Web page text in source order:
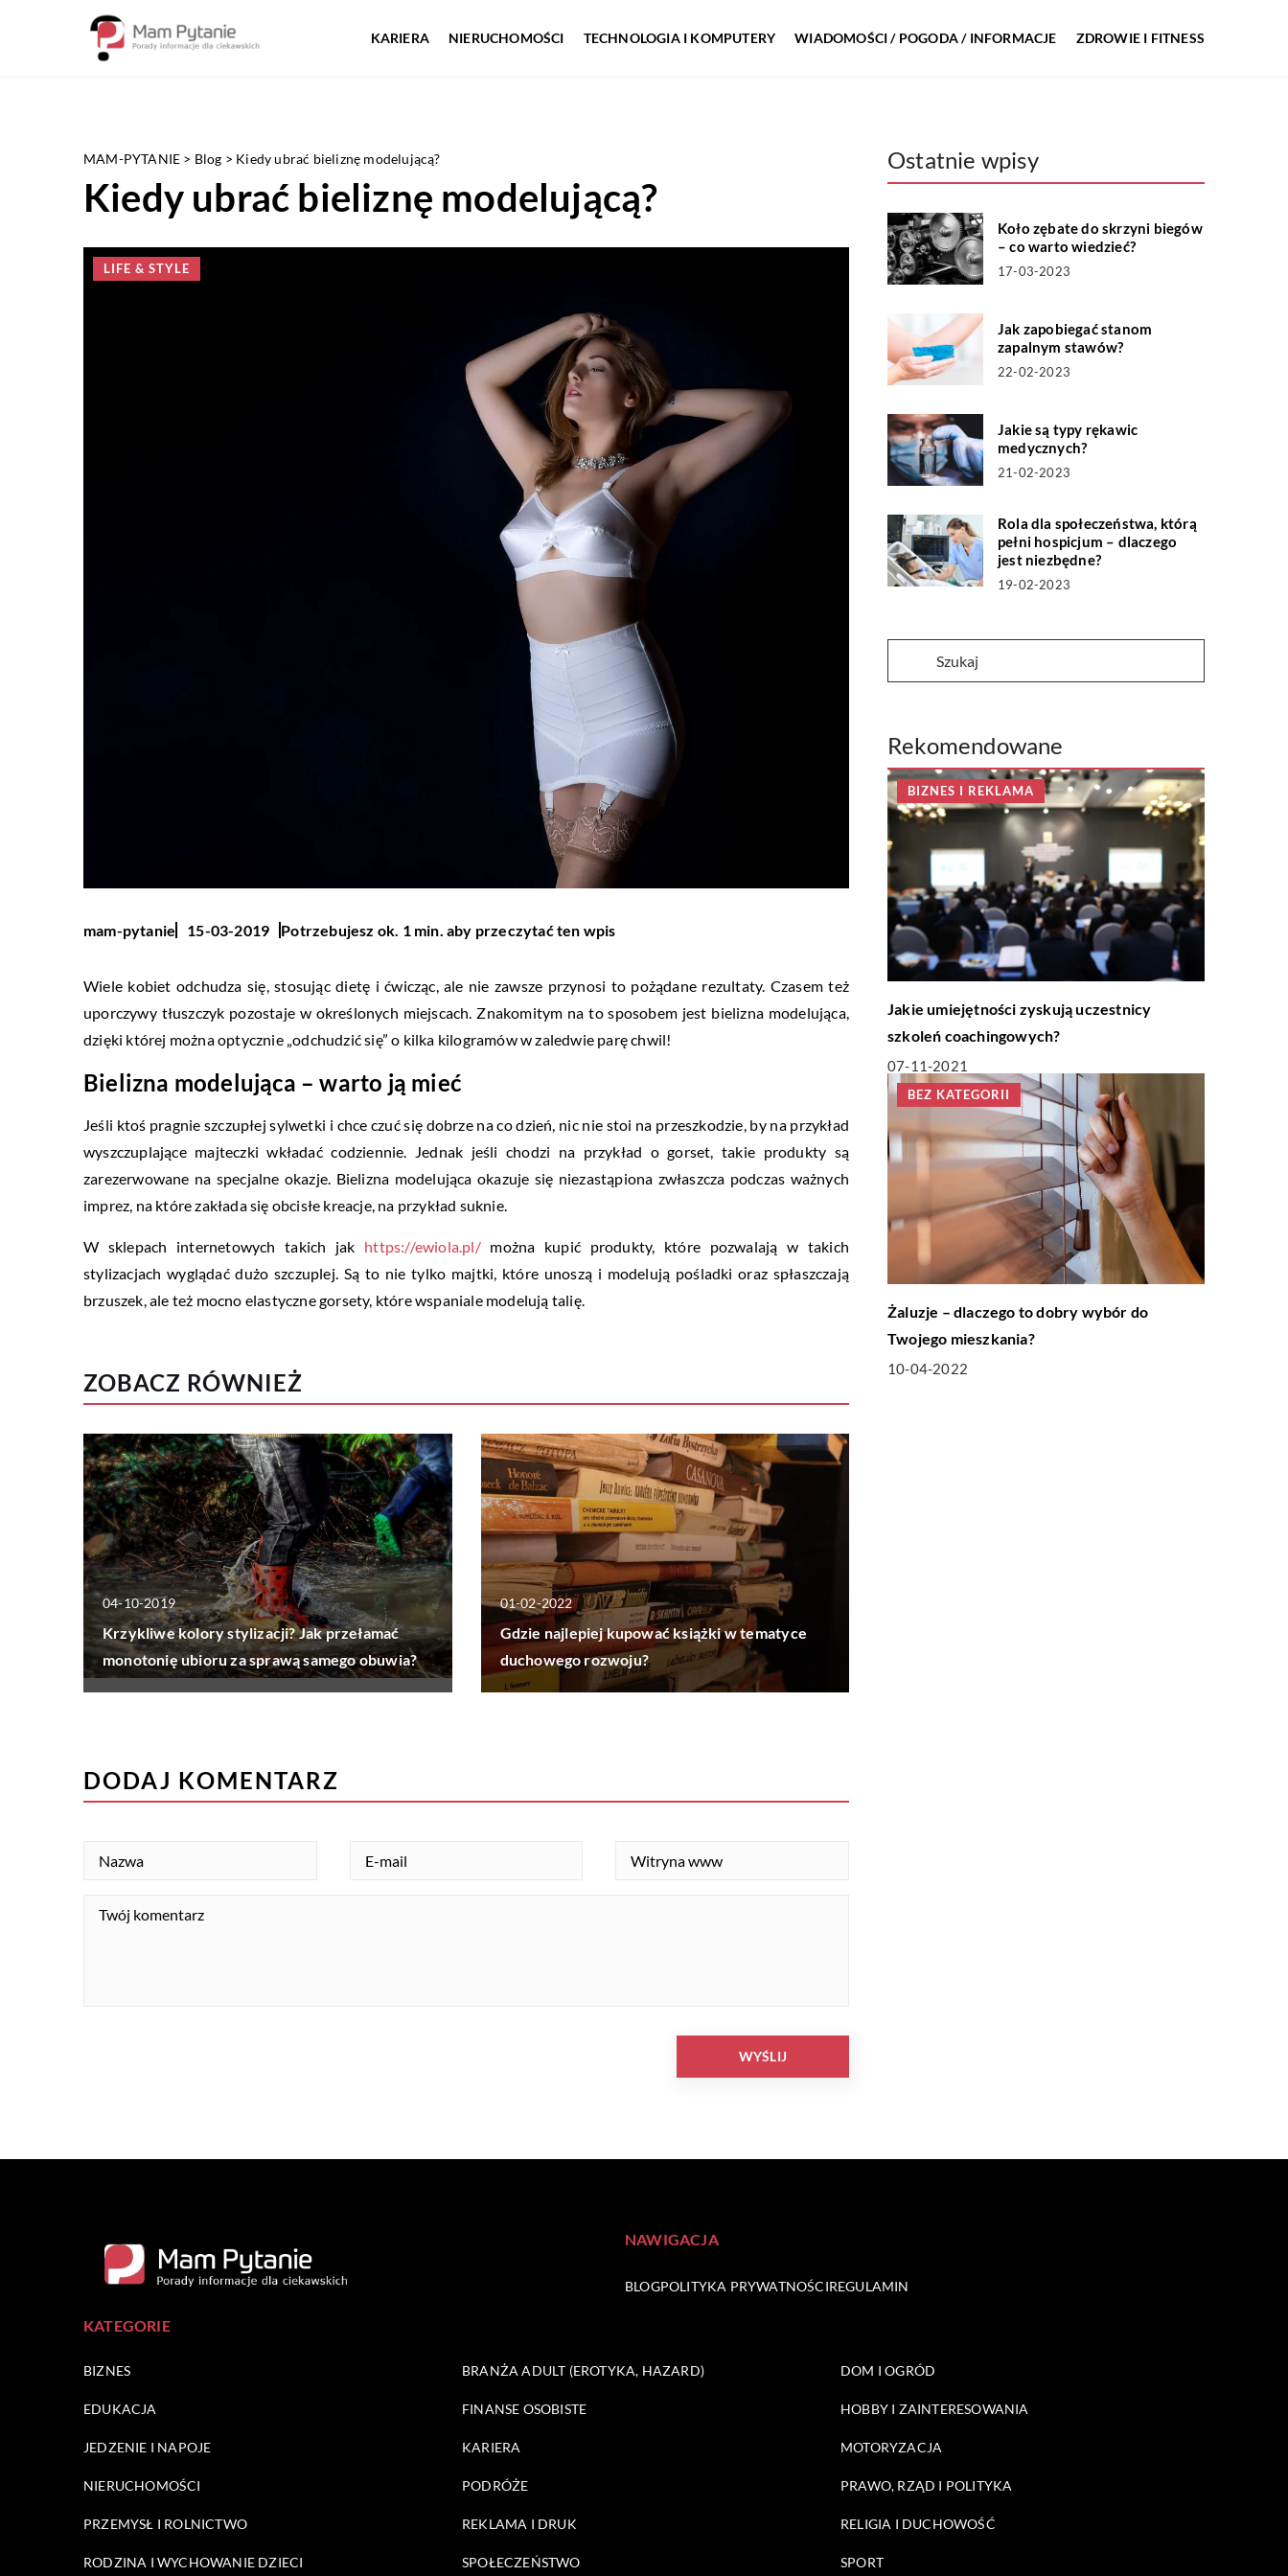
KARIERA NIERUCHOMOŚCI TECHNOLOGIA I KOMPUTERY WIADOMOŚCI / POGODA / INFORMACJE ZDROWIE I FITNESS
MAM-PYTANIE > Blog > Kiedy ubrać bieliznę modelującą?
Kiedy ubrać bieliznę modelującą?
LIFE & STYLE
mam-pytanie 15-03-2019 Potrzebujesz ok. 1 min. aby przeczytać ten wpis
Wiele kobiet odchudza się, stosując dietę i ćwicząc, ale nie zawsze przynosi to pożądane rezultaty. Czasem też
uporczywy tłuszczyk pozostaje w określonych miejscach. Znakomitym na to sposobem jest bielizna modelująca,
dzięki której można optycznie „odchudzić się” o kilka kilogramów w zaledwie parę chwil!
Bielizna modelująca – warto ją mieć
Jeśli ktoś pragnie szczupłej sylwetki i chce czuć się dobrze na co dzień, nic nie stoi na przeszkodzie, by na przykład
wyszczuplające majteczki wkładać codziennie. Jednak jeśli chodzi na przykład o gorset, takie produkty są
zarezerwowane na specjalne okazje. Bielizna modelująca okazuje się niezastąpiona zwłaszcza podczas ważnych
imprez, na które zakłada się obcisłe kreacje, na przykład suknie.
W sklepach internetowych takich jak https://ewiola.pl/można kupić produkty, które pozwalają w takich
stylizacjach wyglądać dużo szczuplej. Są to nie tylko majtki, które unoszą i modelują pośladki oraz spłaszczają
brzuszek, ale też mocno elastyczne gorsety, które wspaniale modelują talię.
ZOBACZ RÓWNIEŻ
04-10-2019
Krzykliwe kolory stylizacji? Jak przełamać
monotonię ubioru za sprawą samego obuwia?
01-02-2022
Gdzie najlepiej kupować książki w tematyce
duchowego rozwoju?
Ostatnie wpisy
Koło zębate do skrzyni biegów
– co warto wiedzieć?
17-03-2023
Jak zapobiegać stanom
zapalnym stawów?
22-02-2023
Jakie są typy rękawic
medycznych?
21-02-2023
Rola dla społeczeństwa, którą
pełni hospicjum – dlaczego
jest niezbędne?
19-02-2023
Rekomendowane
BIZNES I REKLAMA
Jakie umiejętności zyskują uczestnicy
szkoleń coachingowych?
07-11-2021
BEZ KATEGORII
Żaluzje – dlaczego to dobry wybór do
Twojego mieszkania?
10-04-2022
DODAJ KOMENTARZ
NAWIGACJA
BLOGPOLITYKA PRYWATNOŚCIREGULAMIN
KATEGORIE
BIZNES BRANŻA ADULT (EROTYKA, HAZARD) DOM I OGRÓD
EDUKACJA FINANSE OSOBISTE HOBBY I ZAINTERESOWANIA
JEDZENIE I NAPOJE KARIERA MOTORYZACJA
NIERUCHOMOŚCI PODRÓŻE PRAWO, RZĄD I POLITYKA
PRZEMYSŁ I ROLNICTWO REKLAMA I DRUK RELIGIA I DUCHOWOŚĆ
RODZINA I WYCHOWANIE DZIECI SPOŁECZEŃSTWO SPORT